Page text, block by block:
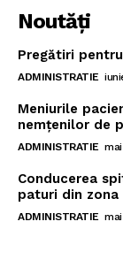
Noutăţi
Pregătiri
ADMINISTRATIE
Meniurile
nemţenilor de
ADMINISTRATIE
Conducerea
paturi din
ADMINISTRATIE